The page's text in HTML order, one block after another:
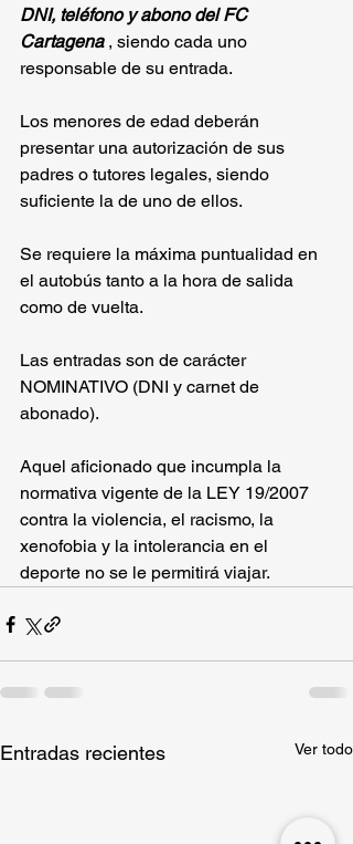
DNI, teléfono y abono del FC
Cartagena , siendo cada uno
responsable de su entrada.
Los menores de edad deberán
presentar una autorización de sus
padres o tutores legales, siendo
suficiente la de uno de ellos.
Se requiere la máxima puntualidad en
el autobús tanto a la hora de salida
como de vuelta.
Las entradas son de carácter
NOMINATIVO (DNI y carnet de
abonado).
Aquel aficionado que incumpla la
normativa vigente de la LEY 19/2007
contra la violencia, el racismo, la
xenofobia y la intolerancia en el
deporte no se le permitirá viajar.
Entradas recientes Ver todo